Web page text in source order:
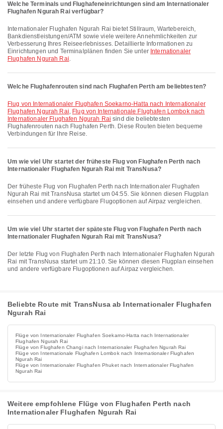
Welche Terminals und Flughafen­einrichtungen sind am Internationaler
Flughafen Ngurah Rai verfügbar?
Internationaler Flughafen Ngurah Rai bietet Stillraum, Wartebereich,
Bankdienstleistungen/ATM sowie viele weitere Annehmlichkeiten zur
Verbesserung Ihres Reiseerlebnisses. Detaillierte Informationen zu
Einrichtungen und Terminalplänen finden Sie unter Internationaler
Flughafen Ngurah Rai.
Welche Flughafenrouten sind nach Flughafen Perth am beliebtesten?
Flug von Internationaler Flughafen Soekarno-Hatta nach Internationaler
Flughafen Ngurah Rai, Flug von Internationale Flughafen Lombok nach
Internationaler Flughafen Ngurah Rai sind die beliebtesten
Flughafenrouten nach Flughafen Perth. Diese Routen bieten bequeme
Verbindungen für Ihre Reise.
Um wie viel Uhr startet der früheste Flug von Flughafen Perth nach
Internationaler Flughafen Ngurah Rai mit TransNusa?
Der früheste Flug von Flughafen Perth nach Internationaler Flughafen
Ngurah Rai mit TransNusa startet um 04:55. Sie können diesen Flugplan
einsehen und andere verfügbare Flugoptionen auf Airpaz vergleichen.
Um wie viel Uhr startet der späteste Flug von Flughafen Perth nach
Internationaler Flughafen Ngurah Rai mit TransNusa?
Der letzte Flug von Flughafen Perth nach Internationaler Flughafen Ngurah
Rai mit TransNusa startet um 21:10. Sie können diesen Flugplan einsehen
und andere verfügbare Flugoptionen auf Airpaz vergleichen.
Beliebte Route mit TransNusa ab Internationaler Flughafen
Ngurah Rai
Flüge von Internationaler Flughafen Soekarno-Hatta nach Internationaler
Flughafen Ngurah Rai
Flüge von Flughafen Changi nach Internationaler Flughafen Ngurah Rai
Flüge von Internationale Flughafen Lombok nach Internationaler Flughafen
Ngurah Rai
Flüge von Internationaler Flughafen Phuket nach Internationaler Flughafen
Ngurah Rai
Weitere empfohlene Flüge von Flughafen Perth nach
Internationaler Flughafen Ngurah Rai